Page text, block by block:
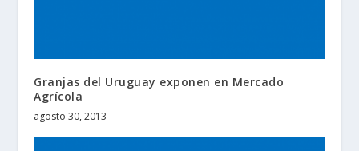
Granjas del Uruguay exponen en Mercado
Agrícola
agosto 30, 2013